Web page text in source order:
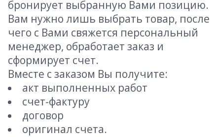
бронирует выбранную Вами позицию.
Вам нужно лишь выбрать товар, после
чего с Вами свяжется персональный
менеджер, обработает заказ и
сформирует счет.
Вместе с заказом Вы получите:
акт выполненных работ
счет-фактуру
договор
оригинал счета.